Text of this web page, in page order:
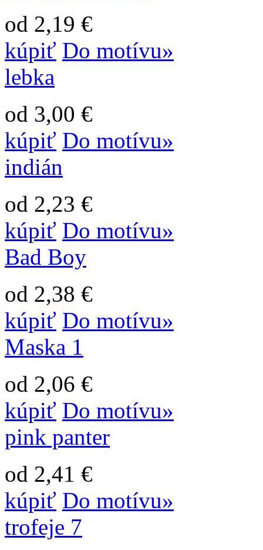
od 2,19 €
kúpiť Do motívu»
lebka
od 3,00 €
kúpiť Do motívu»
indián
od 2,23 €
kúpiť Do motívu»
Bad Boy
od 2,38 €
kúpiť Do motívu»
Maska 1
od 2,06 €
kúpiť Do motívu»
pink panter
od 2,41 €
kúpiť Do motívu»
trofeje 7